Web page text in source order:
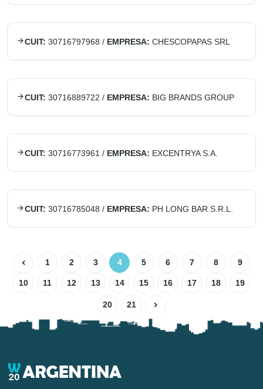
CUIT: 30716797968 / EMPRESA: CHESCOPAPAS SRL
CUIT: 30716889722 / EMPRESA: BIG BRANDS GROUP
CUIT: 30716773961 / EMPRESA: EXCENTRYA S.A.
CUIT: 30716785048 / EMPRESA: PH LONG BAR S.R.L.
1 2 3 4 5 6 7 8 9
10 11 12 13 14 15 16 17 18 19
20 21